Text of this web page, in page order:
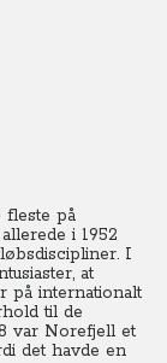
på
i 1952
I
at
på internationalt
til de
var Norefjell et
det havde en